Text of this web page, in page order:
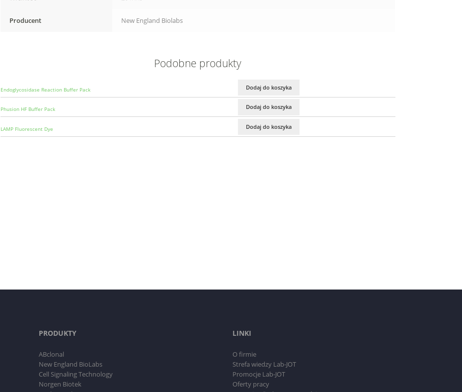
Producent New England Biolabs
Podobne produkty
Endoglycosidase Reaction Buffer Pack Dodaj do koszyka
Phusion HF Buffer Pack Dodaj do koszyka
LAMP Fluorescent Dye Dodaj do koszyka
PRODUKTY
ABclonal
New England BioLabs
Cell Signaling Technology
Norgen Biotek
LINKI
O firmie
Strefa wiedzy Lab-JOT
Promocje Lab-JOT
Oferty pracy